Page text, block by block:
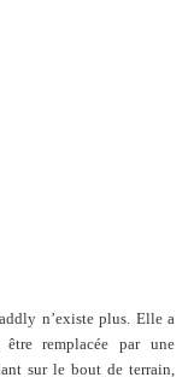
n’existe plus. Elle a
remplacée par une
sur le bout de terrain,